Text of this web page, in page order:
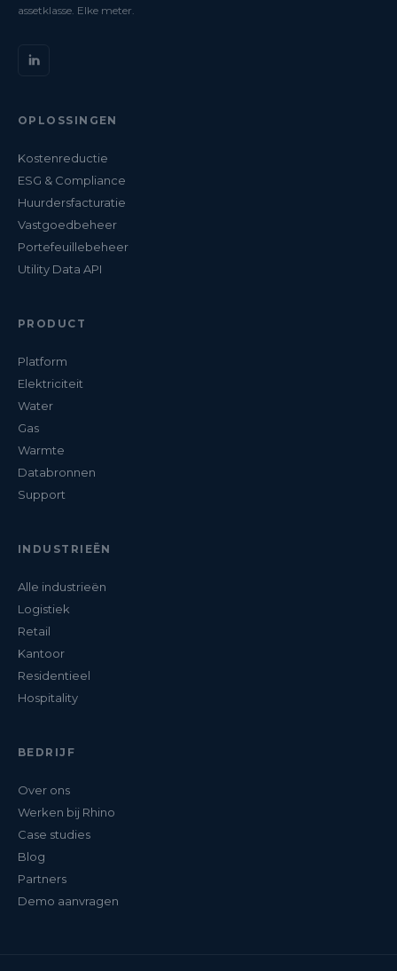
assetklasse. Elke meter.
OPLOSSINGEN
Kostenreductie
ESG & Compliance
Huurdersfacturatie
Vastgoedbeheer
Portefeuillebeheer
Utility Data API
PRODUCT
Platform
Elektriciteit
Water
Gas
Warmte
Databronnen
Support
INDUSTRIEËN
Alle industrieën
Logistiek
Retail
Kantoor
Residentieel
Hospitality
BEDRIJF
Over ons
Werken bij Rhino
Case studies
Blog
Partners
Demo aanvragen